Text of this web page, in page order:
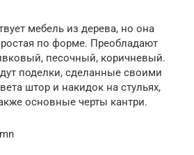
мебель из дерева, но она
по форме. Преобладают
песочный, коричневый.
поделки, сделанные своими
штор и накидок на стульях,
основные черты кантри.